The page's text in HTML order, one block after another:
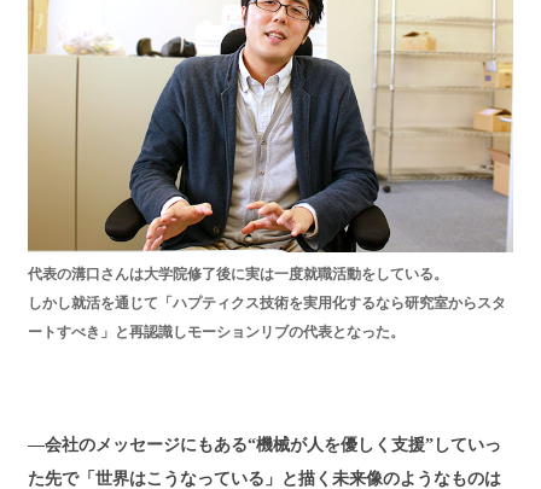
代表の溝口さんは大学院修了後に実は一度就職活動をしている。
しかし就活を通じて「ハプティクス技術を実用化するなら研究室からスタ
ートすべき」と再認識しモーションリブの代表となった。
―会社のメッセージにもある“機械が人を優しく支援”していっ
た先で「世界はこうなっている」と描く未来像のようなものは